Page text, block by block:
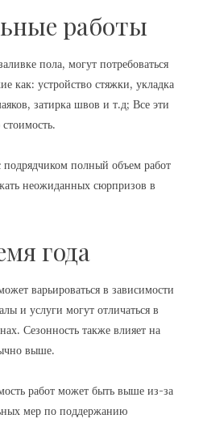
работы
пола, могут потребоваться
как: устройство стяжки, укладка
затирка швов и т.д; Все эти
подрядчиком полный объем работ
неожиданных сюрпризов в
года
варьироваться в зависимости
и услуги могут отличаться в
Сезонность также влияет на
выше.
работ может быть выше из-за
мер по поддержанию